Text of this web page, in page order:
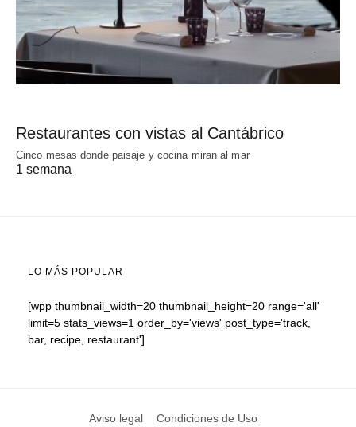
Restaurantes con vistas al Cantábrico
Cinco mesas donde paisaje y cocina miran al mar
1 semana
LO MÁS POPULAR
[wpp thumbnail_width=20 thumbnail_height=20 range='all'
limit=5 stats_views=1 order_by='views' post_type='track,
bar, recipe, restaurant']
Aviso legal Condiciones de Uso